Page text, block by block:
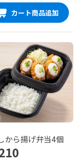
カート商品追加
から揚げ弁当4個